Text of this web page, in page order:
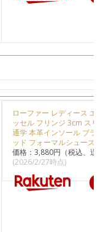
ローファー レディース エ
ッセル フリンジ 3cm スリ
通学 本革インソール ブラ
ッド フォーマルシューズ
価格：3,880円（税込、送
(2026/2/27時点)